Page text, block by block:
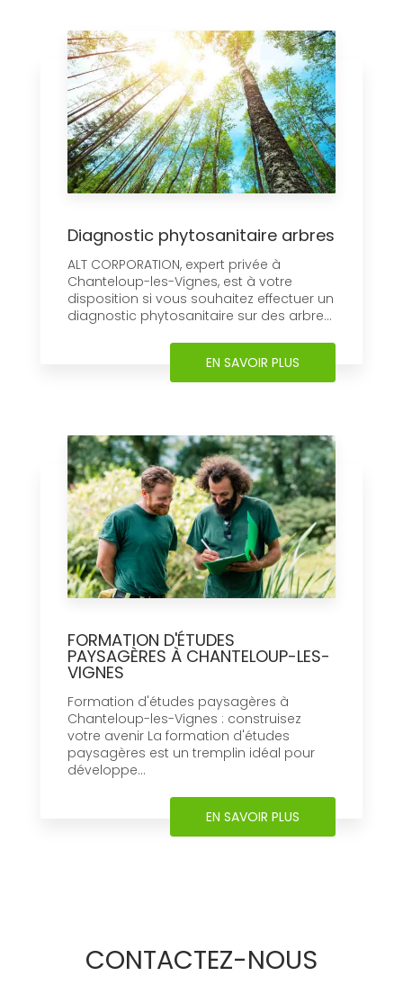
Diagnostic phytosanitaire arbres
ALT CORPORATION, expert privée à
Chanteloup-les-Vignes, est à votre
disposition si vous souhaitez effectuer un
diagnostic phytosanitaire sur des arbre...
EN SAVOIR PLUS
FORMATION D'ÉTUDES
PAYSAGÈRES À CHANTELOUP-LES-
VIGNES
Formation d'études paysagères à
Chanteloup-les-Vignes : construisez
votre avenir La formation d'études
paysagères est un tremplin idéal pour
développe...
EN SAVOIR PLUS
CONTACTEZ-NOUS